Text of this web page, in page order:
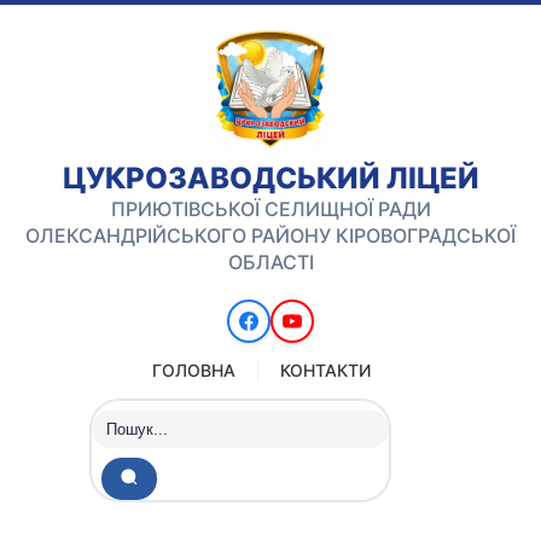
ЦУКРОЗАВОДСЬКИЙ ЛІЦЕЙ
ПРИЮТІВСЬКОЇ СЕЛИЩНОЇ РАДИ
ОЛЕКСАНДРІЙСЬКОГО РАЙОНУ КІРОВОГРАДСЬКОЇ
ОБЛАСТІ
ГОЛОВНА КОНТАКТИ